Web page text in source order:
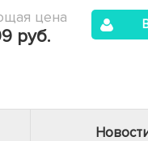
цена
руб.